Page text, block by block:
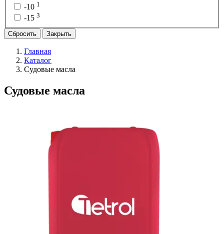
-10 1
-15 3
Сбросить Закрыть
Главная
Каталог
Судовые масла
Судовые масла